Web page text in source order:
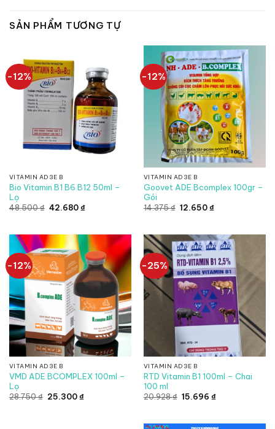
SẢN PHẨM TƯƠNG TỰ
-12%
VITAMIN AD3E B
Bio Vitamin B1 B6 B12 50ml –
Lọ
48.500₫ Giá
42.680₫Giá
42.680 ₫.
-12%
VITAMIN AD3E B
Goovet ADE Bcomplex 100gr –
Gói
14.375₫ Giá
12.650₫Giá
12.650 ₫.
-12%
VITAMIN AD3E B
VMD ADE BCOMPLEX 100ml –
Lọ
28.750₫ Giá
25.300₫Giá
-25%
VITAMIN AD3E B
RTD Vitamin B1 100ml – Chai
100 ml
20.928₫ Giá
15.696 ₫Giá
15.696 ₫.